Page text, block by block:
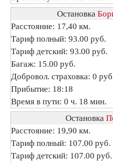
Остановка
Расстояние: 17,40 км.
Тариф полный: 93.00 руб.
Тариф детский: 93.00 руб.
Багаж: 15.00 руб.
Добровол. страховка: 0
Прибытие: 18:18
Время в пути: 0 ч. 18 мин.
Остановка
Расстояние: 19,90 км.
Тариф полный: 107.00 руб.
Тариф детский: 107.00 руб.